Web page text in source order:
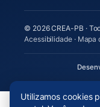
© 2026 CREA-PB ·
Acessibilidade· Mapa
Utilizamos cookies